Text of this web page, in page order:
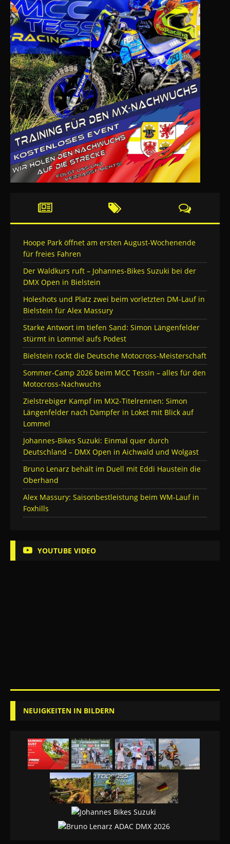
Hoope Park öffnet am ersten August-Wochenende
für freies Fahren
Der Waldkurs ruft – Johannes-Bikes Suzuki bei der
DMX Open in Bielstein
Holeshots und Platz zwei beim vorletzten DM-Lauf in
Bielstein für Alex Massury
Starke Antwort im tiefen Sand: Simon Längenfelder
stürmt in Lommel aufs Podest
Bielstein rockt die Deutsche Motocross-Meisterschaft
Sommer-Camp 2026 beim MCC Tessin – alles für den
Motocross-Nachwuchs
Zielstrebiger Kampf im MX2-Titelrennen: Simon
Längenfelder nach Dämpfer in Loket mit Blick auf
Lommel
Johannes-Bikes Suzuki: Einmal quer durch
Deutschland – DMX Open in Aichwald und Wolgast
Bruno Lenarz behält im Duell mit Eddi Haustein die
Oberhand
Alex Massury: Saisonbestleistung beim WM-Lauf in
Foxhills
YOUTUBE VIDEO
NEUIGKEITEN IN BILDERN